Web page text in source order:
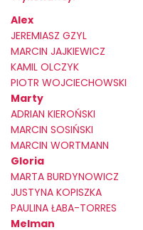
Alex
JEREMIASZ GZYL
MARCIN JAJKIEWICZ
KAMIL OLCZYK
PIOTR WOJCIECHOWSKI
Marty
ADRIAN KIEROŃSKI
MARCIN SOSIŃSKI
MARCIN WORTMANN
Gloria
MARTA BURDYNOWICZ
JUSTYNA KOPISZKA
PAULINA ŁABA-TORRES
Melman